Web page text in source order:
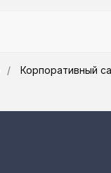
/ Корпоративный